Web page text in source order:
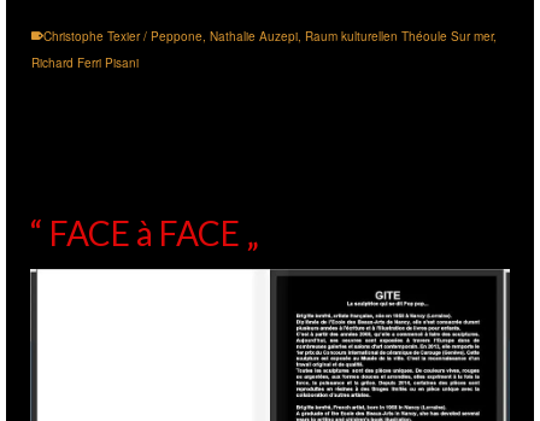
Christophe Texier / Peppone, Nathalie Auzepi, Raum kulturellen Théoule Sur mer,
Richard Ferri Pisani
“ FACE à FACE „